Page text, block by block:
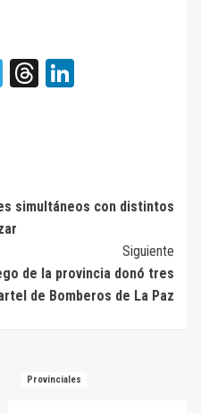
Telegram
Threads
simultáneos con distintos
Siguiente
de la provincia donó tres
de Bomberos de La Paz
Provinciales